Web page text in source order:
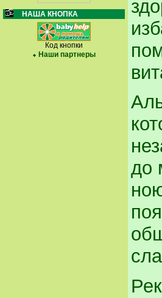
НАША КНОПКА
Код кнопки
Наши партнеры
до